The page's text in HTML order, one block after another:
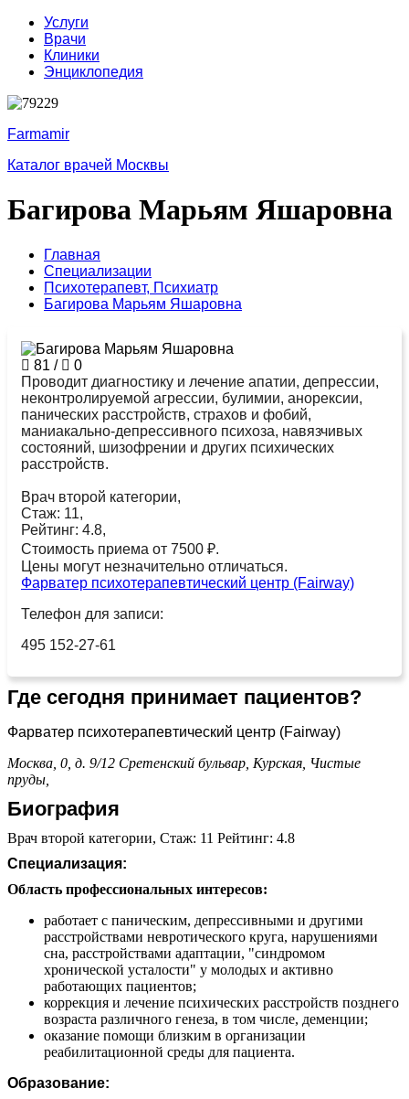
Услуги
Врачи
Клиники
Энциклопедия
Farmamir
Каталог врачей Москвы
Багирова Марьям Яшаровна
Главная
Специализации
Психотерапевт, Психиатр
Багирова Марьям Яшаровна
81 /
0
Проводит диагностику и лечение апатии, депрессии,
неконтролируемой агрессии, булимии, анорексии,
панических расстройств, страхов и фобий,
маниакально-депрессивного психоза, навязчивых
состояний, шизофрении и других психических
расстройств.
Врач второй категории,
Стаж: 11,
Рейтинг: 4.8,
Стоимость приема от 7500 ₽.
Цены могут незначительно отличаться.
Фарватер психотерапевтический центр (Fairway)
Телефон для записи:
495 152-27-61
Где сегодня принимает пациентов?
Фарватер психотерапевтический центр (Fairway)
Москва, 0, д. 9/12 Сретенский бульвар, Курская, Чистые
пруды,
Биография
Врач второй категории, Стаж: 11 Рейтинг: 4.8
Специализация:
Область профессиональных интересов:
работает с паническим, депрессивными и другими
расстройствами невротического круга, нарушениями
сна, расстройствами адаптации, "синдромом
хронической усталости" у молодых и активно
работающих пациентов;
коррекция и лечение психических расстройств позднего
возраста различного генеза, в том числе, деменции;
оказание помощи близким в организации
реабилитационной среды для пациента.
Образование: